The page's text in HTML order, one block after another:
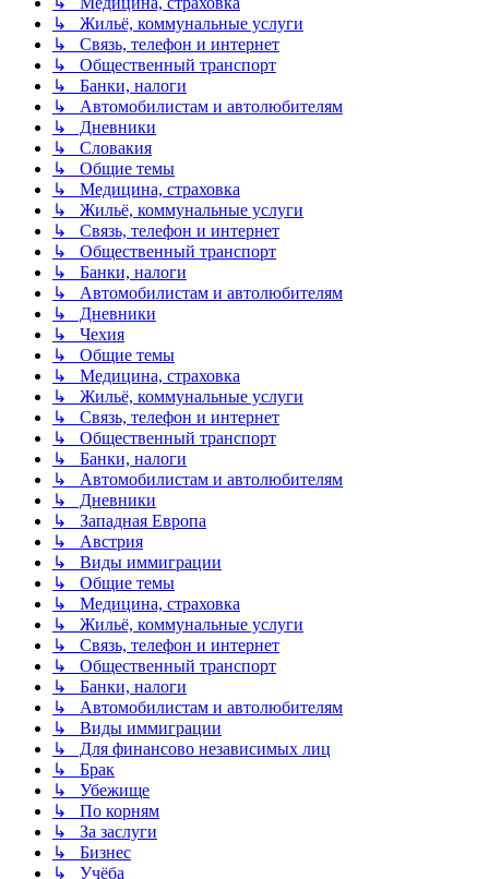
↳ Жильё, коммунальные услуги
↳ Связь, телефон и интернет
↳ Общественный транспорт
↳ Банки, налоги
↳ Автомобилистам и автолюбителям
↳ Дневники
↳ Словакия
↳ Общие темы
↳ Медицина, страховка
↳ Жильё, коммунальные услуги
↳ Связь, телефон и интернет
↳ Общественный транспорт
↳ Банки, налоги
↳ Автомобилистам и автолюбителям
↳ Дневники
↳ Чехия
↳ Общие темы
↳ Медицина, страховка
↳ Жильё, коммунальные услуги
↳ Связь, телефон и интернет
↳ Общественный транспорт
↳ Банки, налоги
↳ Автомобилистам и автолюбителям
↳ Дневники
↳ Западная Европа
↳ Австрия
↳ Виды иммиграции
↳ Общие темы
↳ Медицина, страховка
↳ Жильё, коммунальные услуги
↳ Связь, телефон и интернет
↳ Общественный транспорт
↳ Банки, налоги
↳ Автомобилистам и автолюбителям
↳ Виды иммиграции
↳ Для финансово независимых лиц
↳ Брак
↳ Убежище
↳ По корням
↳ За заслуги
↳ Бизнес
↳ Учёба